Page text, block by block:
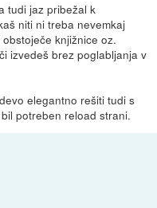
tudi jaz pribežal k
niti ni treba nevemkaj
knjižnice oz.
izvedeš brez poglabljanja v
elegantno rešiti tudi s
potreben reload strani.